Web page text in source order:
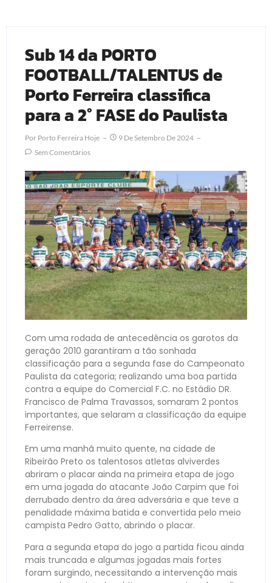
Sub 14 da PORTO
FOOTBALL/TALENTUS de
Porto Ferreira classifica
para a 2° FASE do Paulista
Por Porto Ferreira Hoje
9 De Setembro De 2024
Sem Comentários
Com uma rodada de antecedência os garotos da
geração 2010 garantiram a tão sonhada
classificação para a segunda fase do Campeonato
Paulista da categoria; realizando uma boa partida
contra a equipe do Comercial F.C. no Estádio DR.
Francisco de Palma Travassos, somaram 2 pontos
importantes, que selaram a classificação da equipe
Ferreirense.
Em uma manhã muito quente, na cidade de
Ribeirão Preto os talentosos atletas alviverdes
abriram o placar ainda na primeira etapa de jogo
em uma jogada do atacante João Carpim que foi
derrubado dentro da área adversária e que teve a
penalidade máxima batida e convertida pelo meio
campista Pedro Gatto, abrindo o placar.
Para a segunda etapa do jogo a partida ficou ainda
mais truncada e algumas jogadas mais fortes
foram surgindo, necessitando a intervenção mais